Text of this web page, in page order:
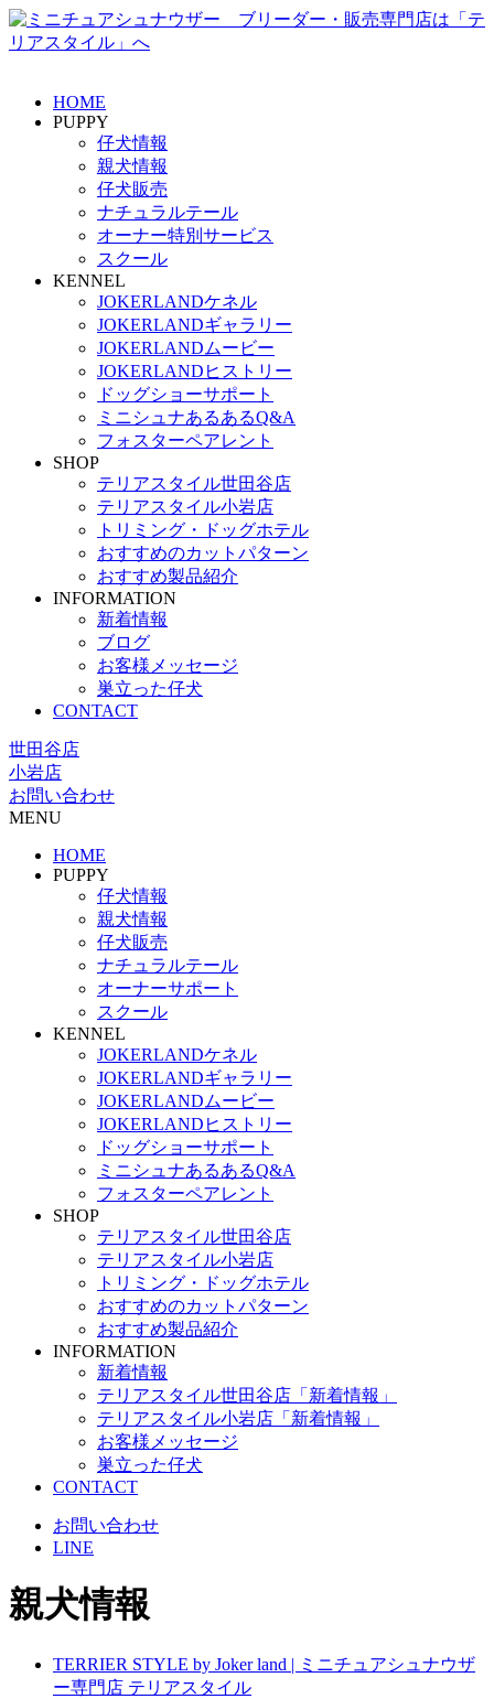
HOME
PUPPY
仔犬情報
親犬情報
仔犬販売
ナチュラルテール
オーナー特別サービス
スクール
KENNEL
JOKERLANDケネル
JOKERLANDギャラリー
JOKERLANDムービー
JOKERLANDヒストリー
ドッグショーサポート
ミニシュナあるあるQ&A
フォスターペアレント
SHOP
テリアスタイル世田谷店
テリアスタイル小岩店
トリミング・ドッグホテル
おすすめのカットパターン
おすすめ製品紹介
INFORMATION
新着情報
ブログ
お客様メッセージ
巣立った仔犬
CONTACT
世田谷店
小岩店
お問い合わせ
MENU
HOME
PUPPY
仔犬情報
親犬情報
仔犬販売
ナチュラルテール
オーナーサポート
スクール
KENNEL
JOKERLANDケネル
JOKERLANDギャラリー
JOKERLANDムービー
JOKERLANDヒストリー
ドッグショーサポート
ミニシュナあるあるQ&A
フォスターペアレント
SHOP
テリアスタイル世田谷店
テリアスタイル小岩店
トリミング・ドッグホテル
おすすめのカットパターン
おすすめ製品紹介
INFORMATION
新着情報
テリアスタイル世田谷店「新着情報」
テリアスタイル小岩店「新着情報」
お客様メッセージ
巣立った仔犬
CONTACT
お問い合わせ
LINE
親犬情報
TERRIER STYLE by Joker land | ミニチュアシュナウザ
ー専門店 テリアスタイル